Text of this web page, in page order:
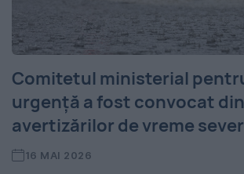
Comitetul ministerial
urgență a fost convocat
avertizărilor de vreme
16 MAI 2026